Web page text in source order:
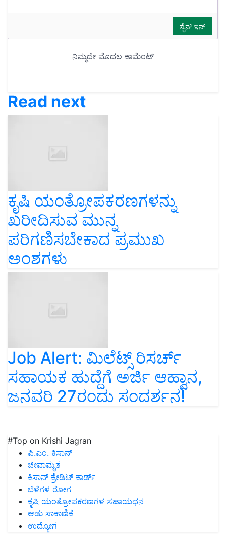
Read next
ಕೃಷಿ ಯಂತ್ರೋಪಕರಣಗಳನ್ನು
ಖರೀದಿಸುವ ಮುನ್ನ
ಪರಿಗಣಿಸಬೇಕಾದ ಪ್ರಮುಖ
ಅಂಶಗಳು
Job Alert: ಮಿಲೆಟ್ಸ್ ರಿಸರ್ಚ್
ಸಹಾಯಕ ಹುದ್ದೆಗೆ ಅರ್ಜಿ ಆಹ್ವಾನ,
ಜನವರಿ 27ರಂದು ಸಂದರ್ಶನ!
#Top on Krishi Jagran
ಪಿ.ಎಂ. ಕಿಸಾನ್
ಜೀವಾಮೃತ
ಕಿಸಾನ್ ಕ್ರೇಡಿಟ್ ಕಾರ್ಡ್
ಬೆಳೆಗಳ ರೋಗ
ಕೃಷಿ ಯಂತ್ರೋಪಕರಣಗಳ ಸಹಾಯಧನ
ಆಡು ಸಾಕಾಣಿಕೆ
ಉದ್ಯೋಗ